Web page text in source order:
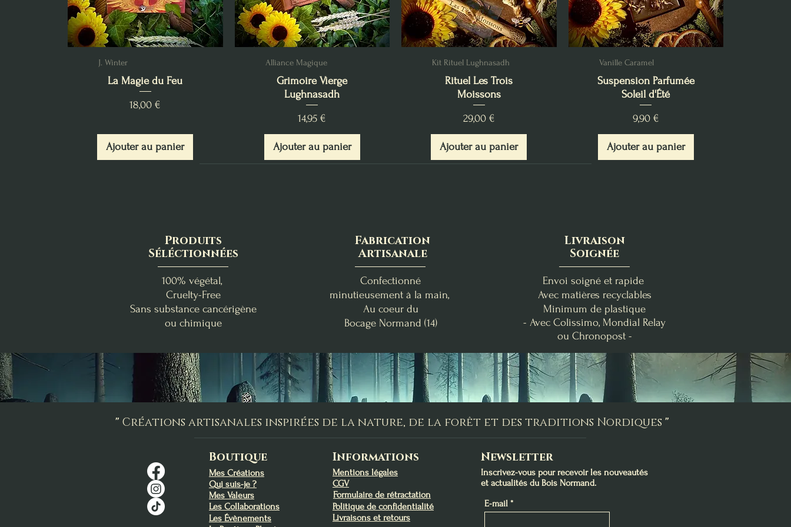
J. Winter
La Magie du Feu
Prix
18,00 €
Ajouter au panier
Alliance Magique
Grimoire Vierge
Lughnasadh
Prix
14,95 €
Ajouter au panier
Kit Rituel Lughnasadh
Rituel Les Trois
Moissons
Prix
29,00 €
Ajouter au panier
Vanille Caramel
Suspension Parfumée
Soleil d'Été
Prix
9,90 €
Ajouter au panier
Abondance & Réussite
La Box de Lughnasadh
46,00 €
Ajouter au panier
Abondance & Réussite
Bougies Rituelles de
Lughnasadh
Ajouter au panier
Miel-Avoine & Mûre-Lavande
Fondants de
Lughnasadh
Ajouter au panier
Clémentine Vanillée
Bougie de Lughnasadh
Prix
19,00 €
Ajouter au panier
Douceur Florale
Fondants d'Intention
Apaisement
Orange Épicée
Fondants d'Intention
Abondance
Ajouter au panier
Nag Champa
Fondants d'Intention
Protection
Ajouter au panier
Brise Fraîche
Fondants d'Intention
Purification
Benjoin - Myrrhe
Bombe d'encens
Élévation
Escale Tropicale
Suspension Parfumée
Trésors du Lagon
Ajouter au panier
P. Guérin
Magie d'Attraction, de
Charme et de Charisme
Rupture de stock
Poire-Freesia
Bougie Crépuscule
d'Août
Produits
Séléctionnées
100% végétal,
Cruelty-Free
Sans substance cancérigène
ou chimique
Fabrication
Artisanale
Confectionné
minutieusement à la main,
Au coeur du
Bocage Normand (14)
Livraison
Soignée
Envoi soigné et rapide
Avec matières recyclables
Minimum de plastique
- Avec Colissimo, Mondial Relay
ou Chronopost -
" Créations artisanales inspirées de la nature, de la forêt et des traditions Nordiques "
Boutique
Mes Créations
Qui suis-je ?
Mes Valeurs
Les Collaborations
Les Évènements
Informations
Mentions légales
CGV
Politique de confidentialité
Livraisons et retours
Formulaire de rétractation
Newsletter
Inscrivez-vous pour recevoir les nouveautés
et actualités du Bois Normand.
E-mail